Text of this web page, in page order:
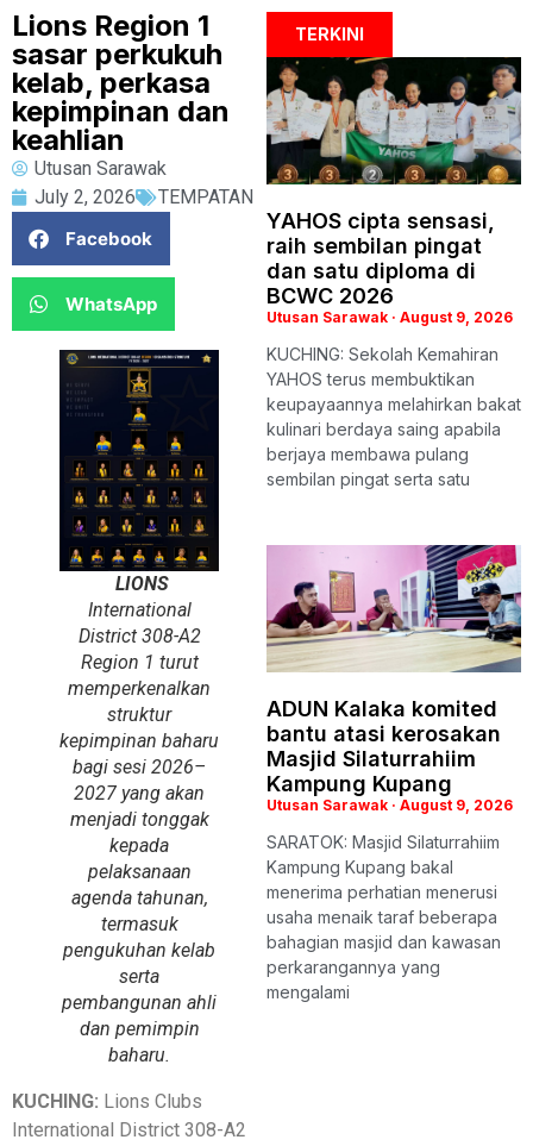
Lions Region 1
sasar perkukuh
kelab, perkasa
kepimpinan dan
keahlian
Utusan Sarawak
July 2, 2026
TEMPATAN
Facebook
WhatsApp
LIONS
International
District 308-A2
Region 1 turut
memperkenalkan
struktur
kepimpinan baharu
bagi sesi 2026–
2027 yang akan
menjadi tonggak
kepada
pelaksanaan
agenda tahunan,
termasuk
pengukuhan kelab
serta
pembangunan ahli
dan pemimpin
baharu.
KUCHING: Lions Clubs
International District 308-A2
TERKINI
YAHOS cipta sensasi,
raih sembilan pingat
dan satu diploma di
BCWC 2026
Utusan Sarawak August 9, 2026
KUCHING: Sekolah Kemahiran
YAHOS terus membuktikan
keupayaannya melahirkan bakat
kulinari berdaya saing apabila
berjaya membawa pulang
sembilan pingat serta satu
ADUN Kalaka komited
bantu atasi kerosakan
Masjid Silaturrahiim
Kampung Kupang
Utusan Sarawak August 9, 2026
SARATOK: Masjid Silaturrahiim
Kampung Kupang bakal
menerima perhatian menerusi
usaha menaik taraf beberapa
bahagian masjid dan kawasan
perkarangannya yang
mengalami